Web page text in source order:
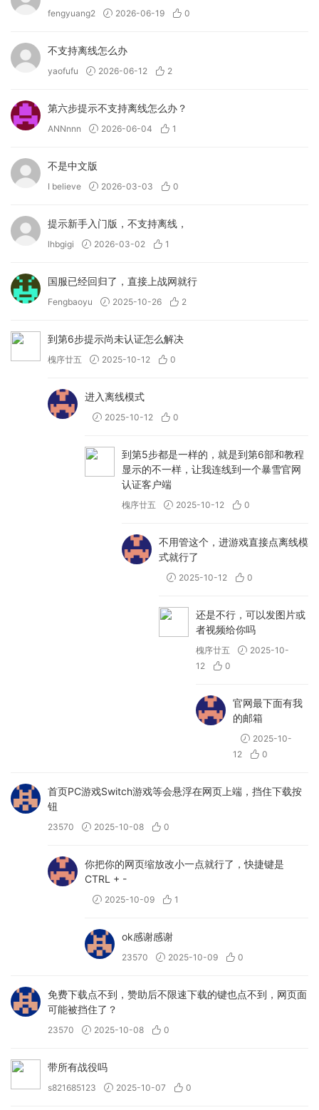
fengyuang2 2026-06-19 0
不支持离线怎么办
yaofufu 2026-06-12 2
第六步提示不支持离线怎么办？
ANNnnn 2026-06-04 1
不是中文版
I believe 2026-03-03 0
提示新手入门版，不支持离线，
lhbgigi 2026-03-02 1
国服已经回归了，直接上战网就行
Fengbaoyu 2025-10-26 2
到第6步提示尚未认证怎么解决
槐序廿五 2025-10-12 0
进入离线模式
2025-10-12 0
到第5步都是一样的，就是到第6部和教程
显示的不一样，让我连线到一个暴雪官网
认证客户端
槐序廿五 2025-10-12 0
不用管这个，进游戏直接点离线模
式就行了
2025-10-12 0
还是不行，可以发图片或
者视频给你吗
槐序廿五
2025-10-
12
0
官网最下面有我
的邮箱
2025-10-
12
0
首页PC游戏Switch游戏等会悬浮在网页上端，挡住下载按
钮
23570 2025-10-08 0
你把你的网页缩放改小一点就行了，快捷键是
CTRL + -
2025-10-09 1
ok感谢感谢
23570 2025-10-09 0
免费下载点不到，赞助后不限速下载的键也点不到，网页面
可能被挡住了？
23570 2025-10-08 0
带所有战役吗
s821685123 2025-10-07 0